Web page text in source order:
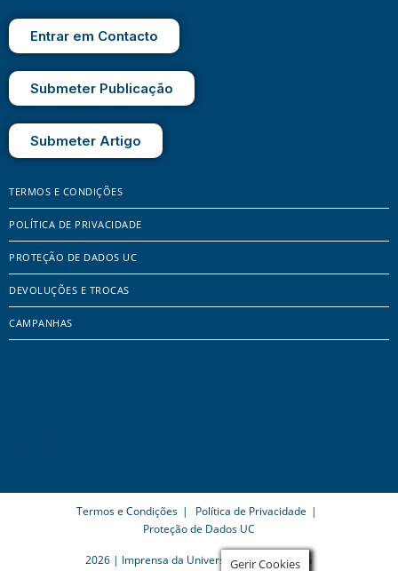
Entrar em Contacto
Submeter Publicação
Submeter Artigo
TERMOS E CONDIÇÕES
POLÍTICA DE PRIVACIDADE
PROTEÇÃO DE DADOS UC
DEVOLUÇÕES E TROCAS
CAMPANHAS
Termos e Condições
Política de Privacidade
Proteção de Dados UC
2026 | Imprensa da Universidade de Coimbra
Gerir Cookies